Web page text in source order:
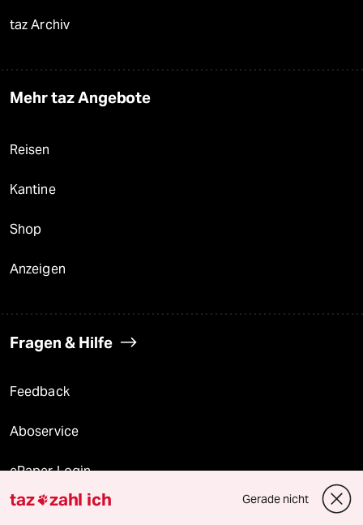
taz Archiv
Mehr taz Angebote
Reisen
Kantine
Shop
Anzeigen
Fragen & Hilfe
Feedback
Aboservice
ePaper Login
Downloads für Abonnierende
taz zahl ich Gerade nicht